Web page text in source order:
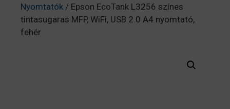
Nyomtatók / Epson EcoTank L3256 színes
tintasugaras MFP, WiFi, USB 2.0 A4 nyomtató,
fehér